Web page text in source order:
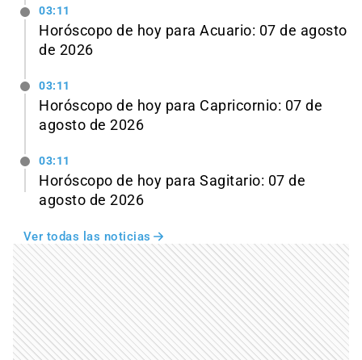
03:11
Horóscopo de hoy para Acuario: 07 de agosto
de 2026
03:11
Horóscopo de hoy para Capricornio: 07 de
agosto de 2026
03:11
Horóscopo de hoy para Sagitario: 07 de
agosto de 2026
Ver todas las noticias